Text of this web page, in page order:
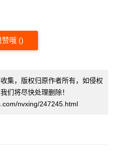
赞哦 ()
集，版权归原作者所有，如侵权
们将尽快处理删除！
nvxing/247245.html